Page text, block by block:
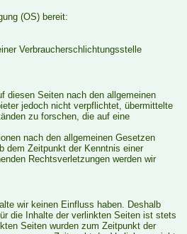
(OS) bereit:
Verbraucherschlichtungsstelle
diesen Seiten nach den allgemeinen
jedoch nicht verpflichtet, übermittelte
zu forschen, die auf eine
nach den allgemeinen Gesetzen
dem Zeitpunkt der Kenntnis einer
Rechtsverletzungen werden wir
wir keinen Einfluss haben. Deshalb
die Inhalte der verlinkten Seiten ist stets
Seiten wurden zum Zeitpunkt der